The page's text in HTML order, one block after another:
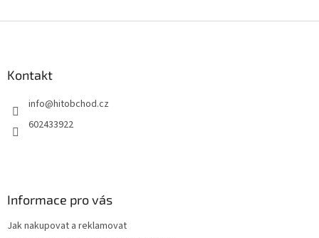
Kontakt
info@hitobchod.cz
602433922
Informace pro vás
Jak nakupovat a reklamovat